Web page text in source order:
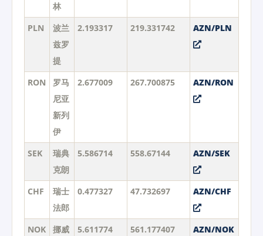
林
PLN
波兰
兹罗
提
2.193317 219.331742 AZN/PLN
RON
罗马
尼亚
新列
伊
2.677009 267.700875 AZN/RON
SEK
瑞典
克朗
5.586714 558.67144 AZN/SEK
CHF
瑞士
法郎
0.477327 47.732697 AZN/CHF
NOK
挪威
5.611774 561.177407 AZN/NOK